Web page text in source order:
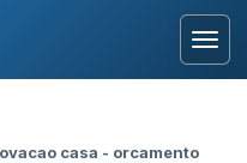
casa - orcamento